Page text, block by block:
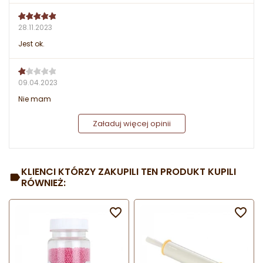
28.11.2023
Jest ok.
09.04.2023
Nie mam
Załaduj więcej opinii
KLIENCI KTÓRZY ZAKUPILI TEN PRODUKT KUPILI
RÓWNIEŻ:
 